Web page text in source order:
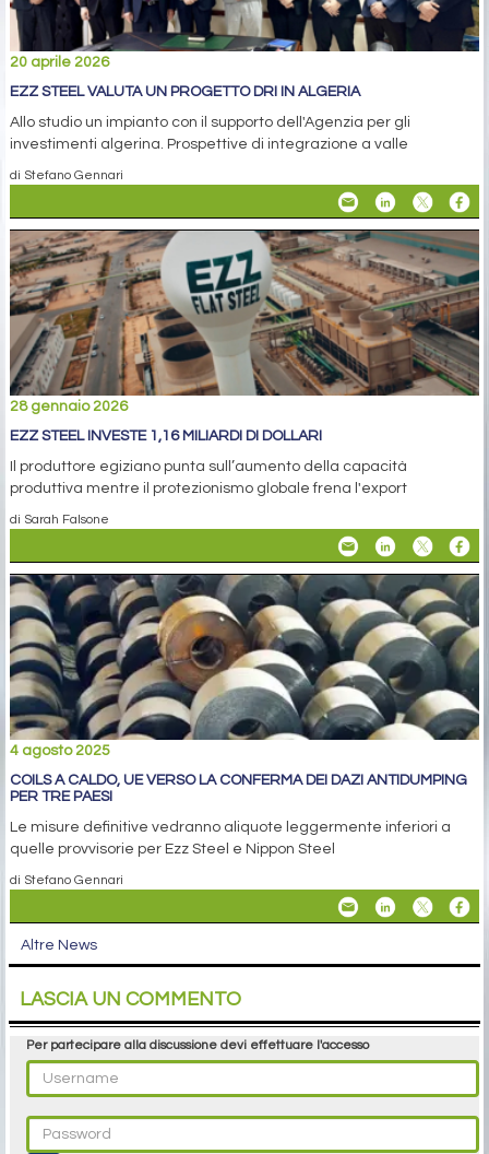
20 aprile 2026
EZZ STEEL VALUTA UN PROGETTO DRI IN ALGERIA
Allo studio un impianto con il supporto dell'Agenzia per gli
investimenti algerina. Prospettive di integrazione a valle
di Stefano Gennari
28 gennaio 2026
EZZ STEEL INVESTE 1,16 MILIARDI DI DOLLARI
Il produttore egiziano punta sull’aumento della capacità
produttiva mentre il protezionismo globale frena l'export
di Sarah Falsone
4 agosto 2025
COILS A CALDO, UE VERSO LA CONFERMA DEI DAZI ANTIDUMPING
PER TRE PAESI
Le misure definitive vedranno aliquote leggermente inferiori a
quelle provvisorie per Ezz Steel e Nippon Steel
di Stefano Gennari
Altre News
LASCIA UN COMMENTO
Per partecipare alla discussione devi effettuare l'accesso